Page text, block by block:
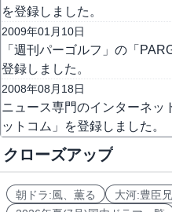
を登録しました。
2009年01月10日
「週刊パーゴルフ」の「
登録しました。
2008年08月18日
ニュース専門のインターネッ
ットコム」を登録しました。
クローズアップ
朝ドラ:風、薫る 大河:豊臣